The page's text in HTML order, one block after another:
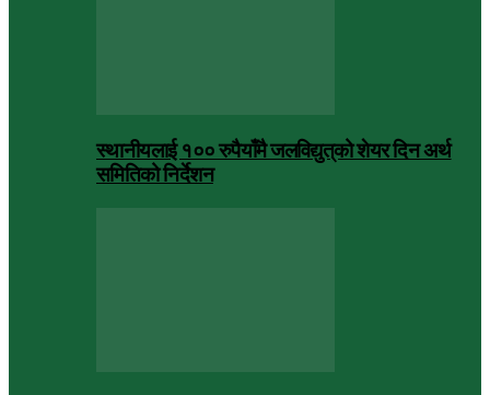
स्थानीयलाई १०० रुपैयाँमै जलविद्युत्‌को शेयर दिन अर्थ
समितिको निर्देशन